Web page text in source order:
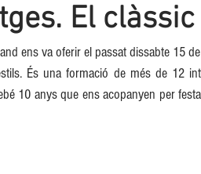
El
ens va oferir el passat dissabte 15
És una formació de més de 12
10 anys que ens acopanyen per